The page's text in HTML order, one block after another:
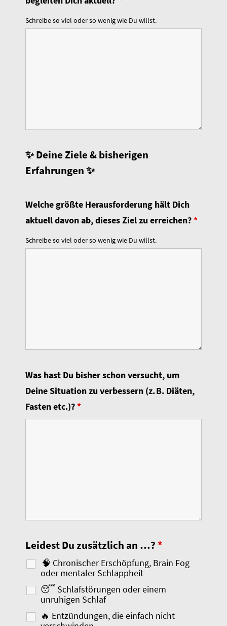
Schreibe so viel oder so wenig wie Du willst.
✨ Deine Ziele & bisherigen
Erfahrungen ✨
Welche größte Herausforderung hält Dich
aktuell davon ab, dieses Ziel zu erreichen?*
Schreibe so viel oder so wenig wie Du willst.
Was hast Du bisher schon versucht, um
Deine Situation zu verbessern (z. B. Diäten,
Fasten etc.)?*
Leidest Du zusätzlich an …? *
🧠 Chronischer Erschöpfung, Brain Fog
oder mentaler Schlappheit
😴 Schlafstörungen oder einem
unruhigen Schlaf
🔥 Entzündungen, die einfach nicht